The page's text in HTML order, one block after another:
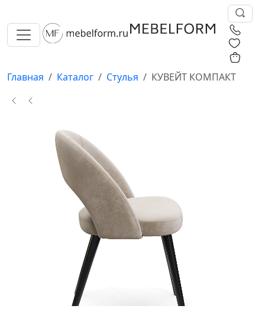
Главная Каталог Стулья КУВЕЙТ КОМПАКТ